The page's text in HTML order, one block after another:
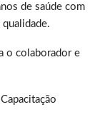
de saúde com
o colaborador e